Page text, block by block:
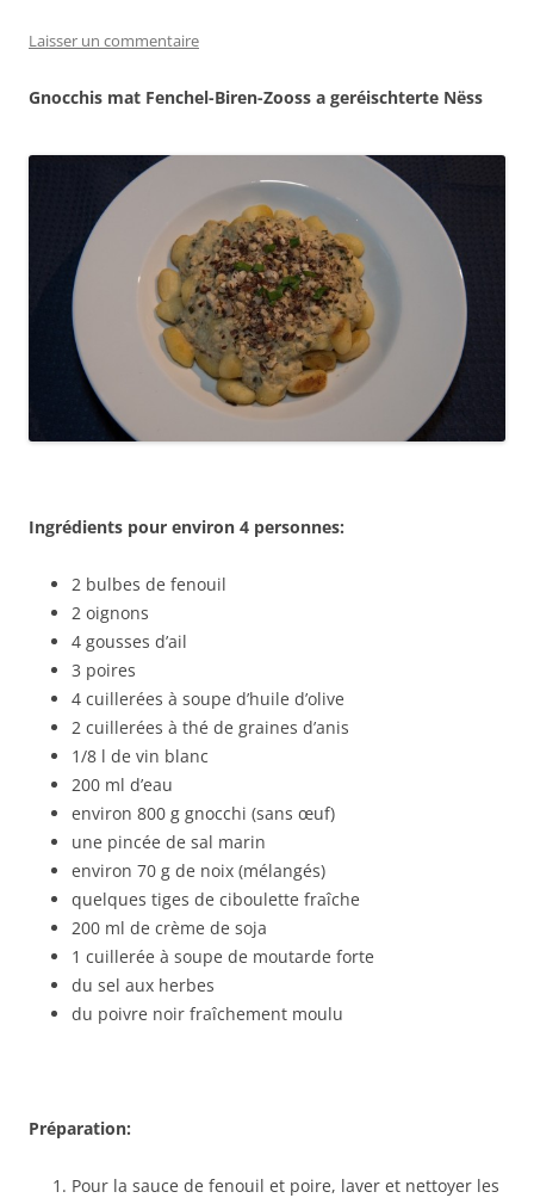
Laisser un commentaire
Gnocchis mat Fenchel-Biren-Zooss a geréischterte Nëss
Ingrédients pour environ 4 personnes:
2 bulbes de fenouil
2 oignons
4 gousses d’ail
3 poires
4 cuillerées à soupe d’huile d’olive
2 cuillerées à thé de graines d’anis
1/8 l de vin blanc
200 ml d’eau
environ 800 g gnocchi (sans œuf)
une pincée de sal marin
environ 70 g de noix (mélangés)
quelques tiges de ciboulette fraîche
200 ml de crème de soja
1 cuillerée à soupe de moutarde forte
du sel aux herbes
du poivre noir fraîchement moulu
Préparation:
Pour la sauce de fenouil et poire, laver et nettoyer les